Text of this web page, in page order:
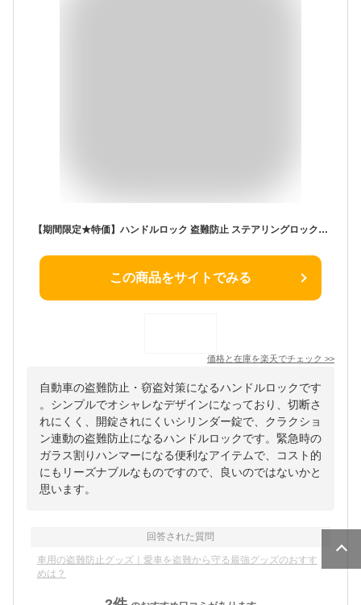
【期間限定★特価】ハンドルロック 盗難防止 ステアリングロック セキュリティロック 窃盗対策 最強 車 防犯 クラクション連動 緊急脱出 ガラス割りハンマー機能
この商品をサイトでみる
価格と在庫を楽天でチェック >>
自動車の盗難防止・窃盗対策になるハンドルロックです
。シンプルでオシャレなデザインになっており、切断さ
れにくく、開錠されにくいシリンダー錠で、クラクショ
ン連動の盗難防止になるハンドルロックです。緊急時の
ガラス割りハンマーになる便利なアイテムで、コスト的
にもリーズナブルなものですので、良いのではないかと
思います。
回答された質問
車用の盗難防止グッズ｜愛車を盗難から守る最強グッズのおすす
めは？